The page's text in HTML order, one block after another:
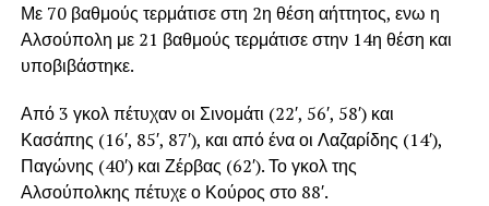
Με 70 βαθμούς τερμάτισε στη 2η θέση αήττητος, ενω η
Αλσούπολη με 21 βαθμούς τερμάτισε στην 14η θέση και
υποβιβάστηκε.
Από 3 γκολ πέτυχαν οι Σινομάτι (22′, 56′, 58′) και
Κασάπης (16′, 85′, 87′), και από ένα οι Λαζαρίδης (14′),
Παγώνης (40′) και Ζέρβας (62′). Το γκολ της
Αλσούπολκης πέτυχε ο Κούρος στο 88′.